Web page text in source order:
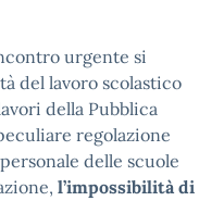
urgente si
del lavoro scolastico
della Pubblica
regolazione
delle scuole
l’impossibilità di